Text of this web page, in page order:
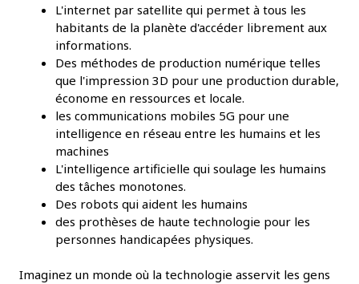
L'internet par satellite qui permet à tous les
habitants de la planète d'accéder librement aux
informations.
Des méthodes de production numérique telles
que l'impression 3D pour une production durable,
économe en ressources et locale.
les communications mobiles 5G pour une
intelligence en réseau entre les humains et les
machines
L'intelligence artificielle qui soulage les humains
des tâches monotones.
Des robots qui aident les humains
des prothèses de haute technologie pour les
personnes handicapées physiques.
Imaginez un monde où la technologie asservit les gens